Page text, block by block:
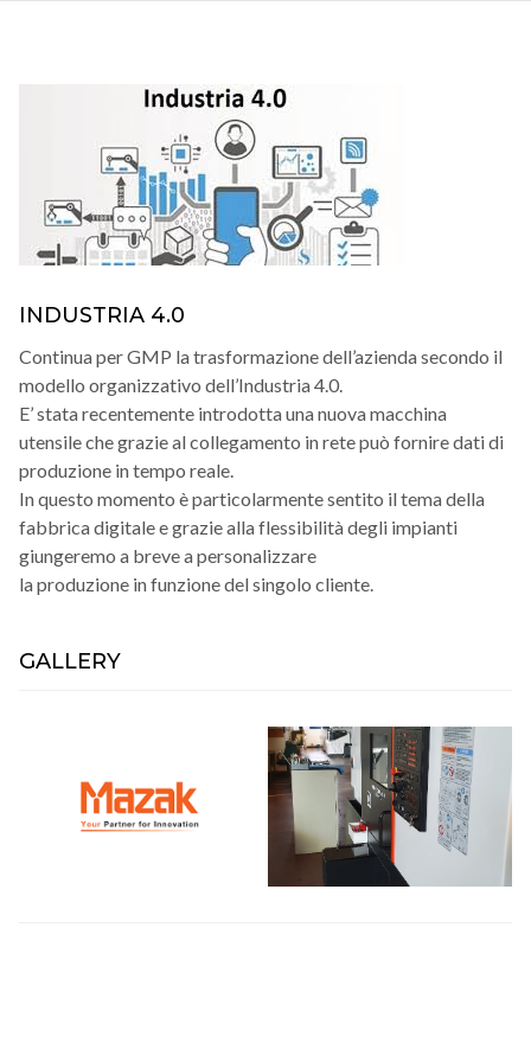
INDUSTRIA 4.0
Continua per GMP la trasformazione dell’azienda secondo il
modello organizzativo dell’Industria 4.0.
E’ stata recentemente introdotta una nuova macchina
utensile che grazie al collegamento in rete può fornire dati di
produzione in tempo reale.
In questo momento è particolarmente sentito il tema della
fabbrica digitale e grazie alla flessibilità degli impianti
giungeremo a breve a personalizzare
la produzione in funzione del singolo cliente.
GALLERY